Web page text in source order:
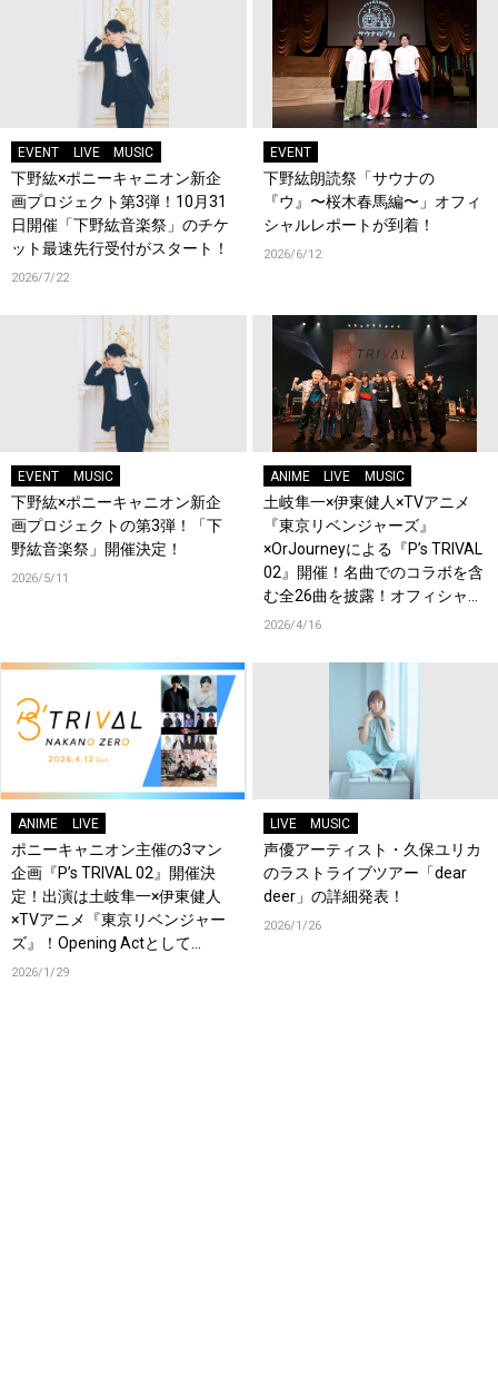
EVENT LIVE MUSIC
下野紘×ポニーキャニオン新企
画プロジェクト第3弾！10月31
日開催「下野紘音楽祭」のチケ
ット最速先行受付がスタート！
2026/7/22
EVENT
下野紘朗読祭「サウナの
『ウ』〜桜木春馬編〜」オフィ
シャルレポートが到着！
2026/6/12
EVENT MUSIC
下野紘×ポニーキャニオン新企
画プロジェクトの第3弾！「下
野紘音楽祭」開催決定！
2026/5/11
ANIME LIVE MUSIC
土岐隼一×伊東健人×TVアニメ
『東京リベンジャーズ』
×OrJourneyによる『P’s TRIVAL
02』開催！名曲でのコラボを含
む全26曲を披露！オフィシャル
レポート到着！
2026/4/16
ANIME LIVE
ポニーキャニオン主催の3マン
企画『P’s TRIVAL 02』開催決
定！出演は土岐隼一×伊東健人
×TVアニメ『東京リベンジャー
ズ』！Opening Actとして
OrJourneyも登場！
2026/1/29
LIVE MUSIC
声優アーティスト・久保ユリカ
のラストライブツアー「dear
deer」の詳細発表！
2026/1/26